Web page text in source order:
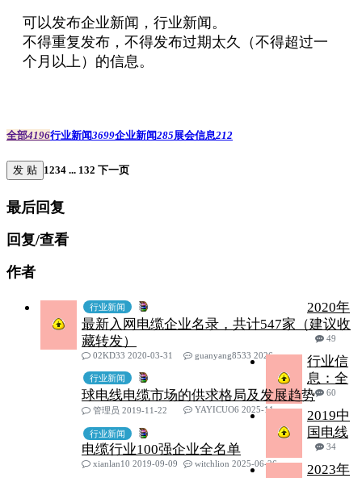
可以发布企业新闻，行业新闻。
不得重复发布，不得发布过期太久（不得超过一
个月以上）的信息。
全部4196行业新闻3699企业新闻285展会信息212
发 贴 1234 ... 132 下一页
最后回复
回复/查看
作者
行业新闻
2020年
最新入网电缆企业名录，共计547家（建议收
藏转发）
49
02KD33 2020-03-31
guanyang8533 2026-05-22
行业新闻
行业信
息：全
球电线电缆市场的供求格局及发展趋势
60
管理员 2019-11-22
YAYICUO6 2025-11-11
行业新闻
2019中
国电线
电缆行业100强企业全名单
34
xianlan10 2019-09-09
witchlion 2025-06-26
2023年